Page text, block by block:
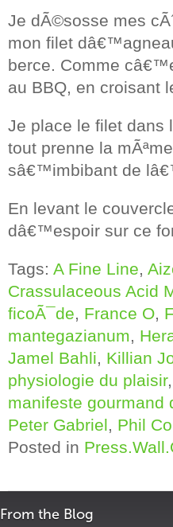
Je dÃ©sosse mes
mon filet
berce. Comme
au BBQ, en croisant
Je place le filet dans
tout prenne la
sâ€™imbibant de
En levant le
dâ€™espoir sur ce
Tags: A Fine Line,
Crassulaceous Acid
ficoÃ¯de, France O,
mantegazianum,
Jamel Bahli, Killian
physiologie du plaisir
manifeste gourmand
Peter Gabriel, Phil
Posted in
From the Blog